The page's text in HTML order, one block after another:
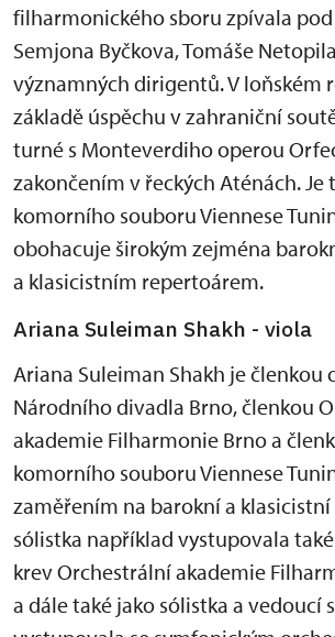
filharmonického sboru zpívala
Semjona Byčkova, Tomáše
významných dirigentů. V loňském
základě úspěchu v zahraniční
turné s Monteverdiho operou
zakončením v řeckých Aténách. Je
komorního souboru Viennese
obohacuje širokým zejména
a klasicistním repertoárem.
Ariana Suleiman Shakh - viola
Ariana Suleiman Shakh je členkou
Národního divadla Brno, členkou
akademie Filharmonie Brno a
komorního souboru Viennese
zaměřením na barokní a klasicistní
sólistka například vystupovala
krev Orchestrální akademie
a dále také jako sólistka a vedoucí